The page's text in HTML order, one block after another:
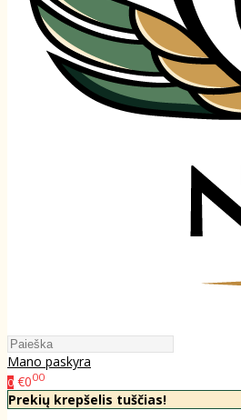
Mano paskyra
0 €000
Prekių krepšelis tuščias!